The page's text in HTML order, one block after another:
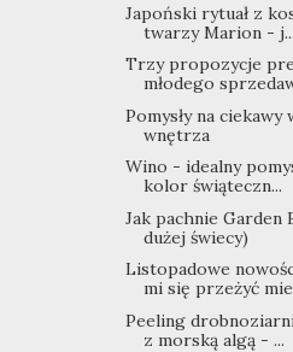
Japoński rytuał z
twarzy Marion - j...
Trzy propozycje
młodego
Pomysły na
wnętrza
Wino - idealny
kolor świąteczn...
Jak pachnie Garden
dużej świecy)
Listopadowe
mi się przeżyć
Peeling
z morską algą - ...